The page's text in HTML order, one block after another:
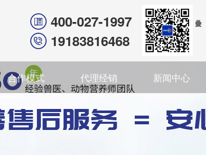
400-027-1997
19183816468
合作模式 代理经销 新闻中心